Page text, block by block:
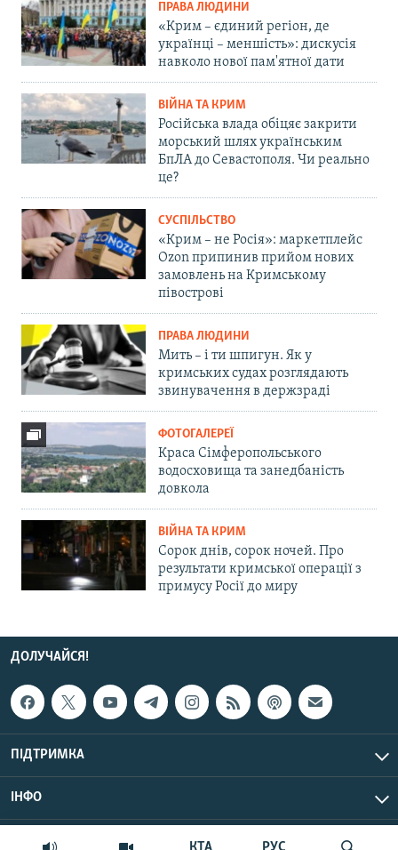
ПРАВА ЛЮДИНИ
«Крим – єдиний регіон, де
українці – меншість»: дискусія
навколо нової пам'ятної дати
ВІЙНА ТА КРИМ
Російська влада обіцяє закрити
морський шлях українським
БпЛА до Севастополя. Чи реально
це?
СУСПІЛЬСТВО
«Крим – не Росія»: маркетплейс
Ozon припинив прийом нових
замовлень на Кримському
півострові
ПРАВА ЛЮДИНИ
Мить – і ти шпигун. Як у
кримських судах розглядають
звинувачення в держзраді
ФОТОГАЛЕРЕЇ
Краса Сімферопольського
водосховища та занедбаність
довкола
ВІЙНА ТА КРИМ
Сорок днів, сорок ночей. Про
результати кримської операції з
примусу Росії до миру
ДОЛУЧАЙСЯ!
ПІДТРИМКА
ІНФО
© Крим.Реалії, 2026 | Усі права застережено.